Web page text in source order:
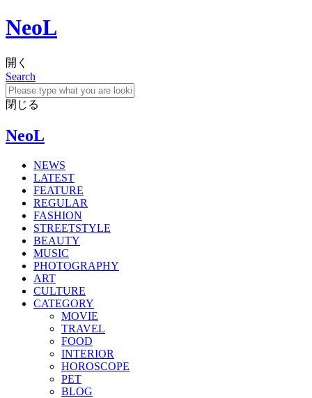
NeoL
開く
Search
閉じる
NeoL
NEWS
LATEST
FEATURE
REGULAR
FASHION
STREETSTYLE
BEAUTY
MUSIC
PHOTOGRAPHY
ART
CULTURE
CATEGORY
MOVIE
TRAVEL
FOOD
INTERIOR
HOROSCOPE
PET
BLOG